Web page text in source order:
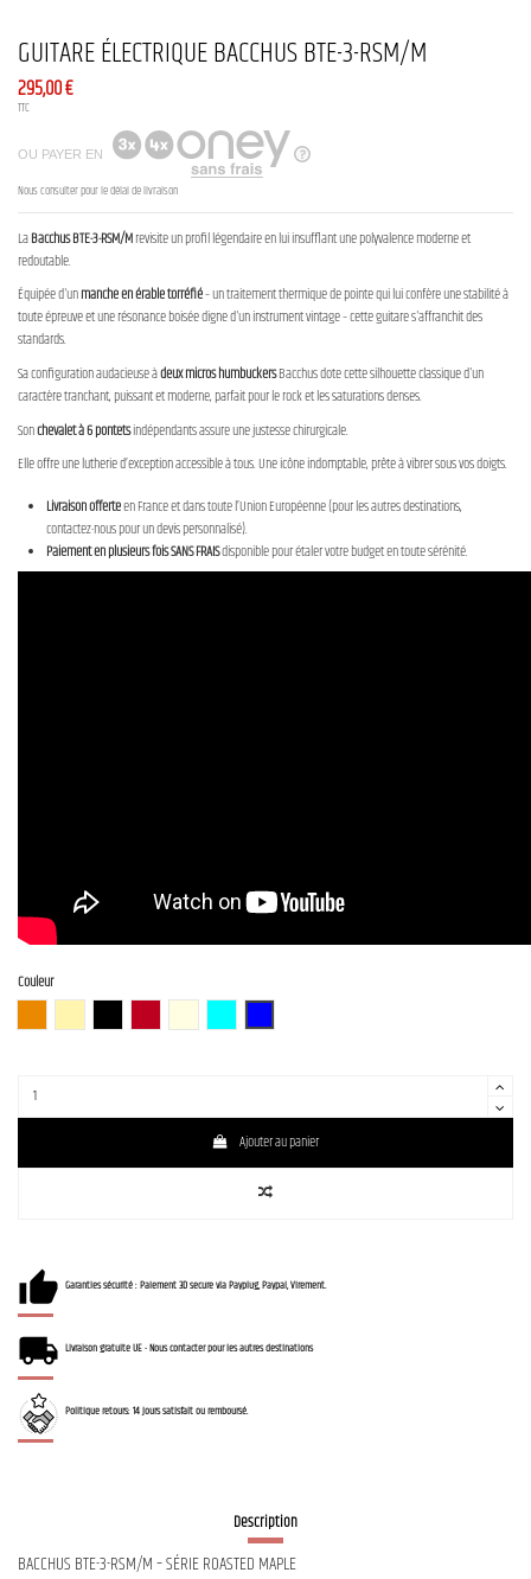
GUITARE ÉLECTRIQUE BACCHUS BTE-3-RSM/M
295,00 €
TTC
OU PAYER EN
Nous consulter pour le délai de livraison
LaBacchus BTE-3-RSM/Mrevisite un profil légendaire en lui insufflant une polyvalence moderne et
redoutable.
Équipée d'unmanche en érable torréfié– un traitement thermique de pointe qui lui confère une stabilité à
toute épreuve et une résonance boisée digne d'un instrument vintage – cette guitare s'affranchit des
standards.
Sa configuration audacieuse àdeux micros humbuckersBacchus dote cette silhouette classique d'un
caractère tranchant, puissant et moderne, parfait pour le rock et les saturations denses.
Sonchevalet à 6 pontetsindépendants assure une justesse chirurgicale.
Elle offre une lutherie d’exception accessible à tous. Une icône indomptable, prête à vibrer sous vos doigts.
Livraison offerteen France et dans toute l’Union Européenne (pour les autres destinations,
contactez-nous pour un devis personnalisé).
Paiement en plusieurs fois SANS FRAISdisponible pour étaler votre budget en toute sérénité.
Couleur
Ajouter au panier
Garanties sécurité : Paiement 3D secure via Payplug, Paypal, Virement.
Livraison gratuite UE - Nous contacter pour les autres destinations
Politique retours: 14 jours satisfait ou remboursé.
Description
BACCHUS BTE-3-RSM/M – SÉRIE ROASTED MAPLE